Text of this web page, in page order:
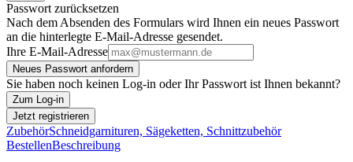
Passwort zurücksetzen
Nach dem Absenden des Formulars wird Ihnen ein neues Passwort
an die hinterlegte E-Mail-Adresse gesendet.
Ihre E-Mail-Adresse
Neues Passwort anfordern
Sie haben noch keinen Log-in oder Ihr Passwort ist Ihnen bekannt?
Zum Log-in
Jetzt registrieren
ZubehörSchneidgarnituren, Sägeketten, Schnittzubehör
BestellenBeschreibung